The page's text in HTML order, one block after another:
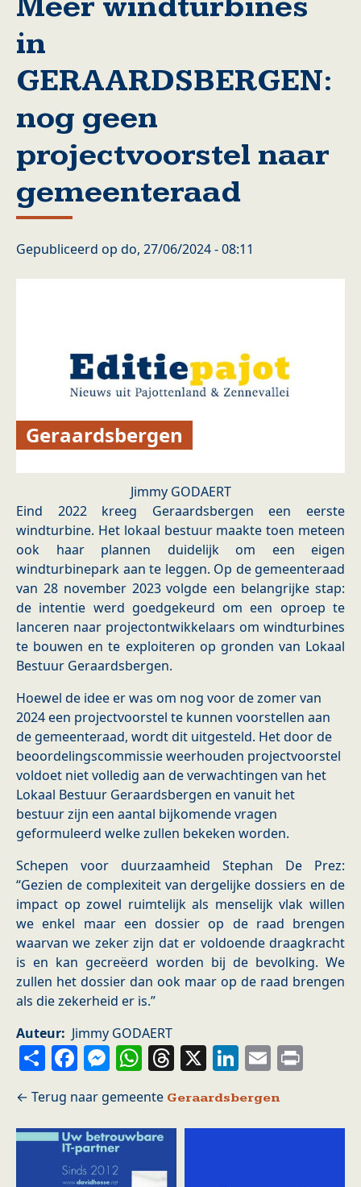
in
GERAARDSBERGEN:
nog geen
projectvoorstel naar
gemeenteraad
Gepubliceerd op do, 27/06/2024 - 08:11
Geraardsbergen
Jimmy GODAERT
Eind 2022 kreeg Geraardsbergen een eerste
windturbine. Het lokaal bestuur maakte toen meteen
ook haar plannen duidelijk om een eigen
windturbinepark aan te leggen. Op de gemeenteraad
van 28 november 2023 volgde een belangrijke stap:
de intentie werd goedgekeurd om een oproep te
lanceren naar projectontwikkelaars om windturbines
te bouwen en te exploiteren op gronden van Lokaal
Bestuur Geraardsbergen.
Hoewel de idee er was om nog voor de zomer van
2024 een projectvoorstel te kunnen voorstellen aan
de gemeenteraad, wordt dit uitgesteld. Het door de
beoordelingscommissie weerhouden projectvoorstel
voldoet niet volledig aan de verwachtingen van het
Lokaal Bestuur Geraardsbergen en vanuit het
bestuur zijn een aantal bijkomende vragen
geformuleerd welke zullen bekeken worden.
Schepen voor duurzaamheid Stephan De Prez:
“Gezien de complexiteit van dergelijke dossiers en de
impact op zowel ruimtelijk als menselijk vlak willen
we enkel maar een dossier op de raad brengen
waarvan we zeker zijn dat er voldoende draagkracht
is en kan gecreëerd worden bij de bevolking. We
zullen het dossier dan ook maar op de raad brengen
als die zekerheid er is.”
Auteur
Jimmy GODAERT
ShareFacebook
Messenger
WhatsApp
Threads
X LinkedIn
Email
Geraardsbergen